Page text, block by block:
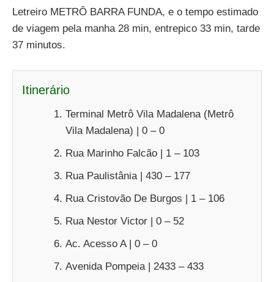
Letreiro METRÔ BARRA FUNDA, e o tempo estimado
de viagem pela manha 28 min, entrepico 33 min, tarde
37 minutos.
Itinerário
Terminal Metrô Vila Madalena (Metrô
Vila Madalena) | 0 – 0
Rua Marinho Falcão | 1 – 103
Rua Paulistânia | 430 – 177
Rua Cristovão De Burgos | 1 – 106
Rua Nestor Victor | 0 – 52
Ac. Acesso A | 0 – 0
Avenida Pompeia | 2433 – 433